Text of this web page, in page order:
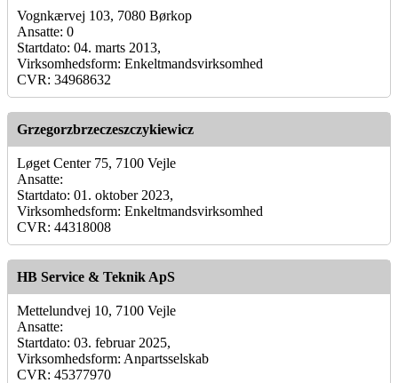
Vognkærvej 103, 7080 Børkop
Ansatte: 0
Startdato: 04. marts 2013,
Virksomhedsform: Enkeltmandsvirksomhed
CVR: 34968632
Grzegorzbrzeczeszczykiewicz
Løget Center 75, 7100 Vejle
Ansatte:
Startdato: 01. oktober 2023,
Virksomhedsform: Enkeltmandsvirksomhed
CVR: 44318008
HB Service & Teknik ApS
Mettelundvej 10, 7100 Vejle
Ansatte:
Startdato: 03. februar 2025,
Virksomhedsform: Anpartsselskab
CVR: 45377970